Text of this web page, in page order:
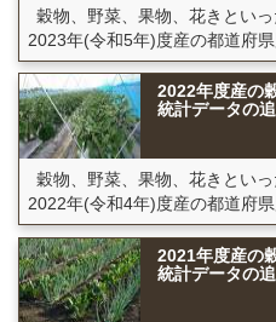
穀物、野菜、果物、花きとい
2023年(令和5年)度産の都道府県
2022年度産の
統計データの
穀物、野菜、果物、花きとい
2022年(令和4年)度産の都道府
2021年度産の
統計データの